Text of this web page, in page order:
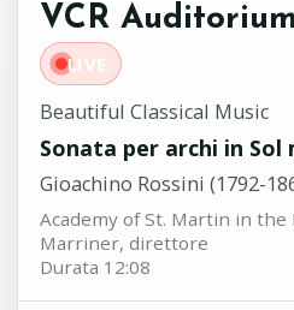
VCR Auditorium
LIVE
Beautiful Classical Music
Sonata per archi in Sol
Gioachino Rossini (1792-
Academy of St. Martin in the
Marriner, direttore
Durata 12:08